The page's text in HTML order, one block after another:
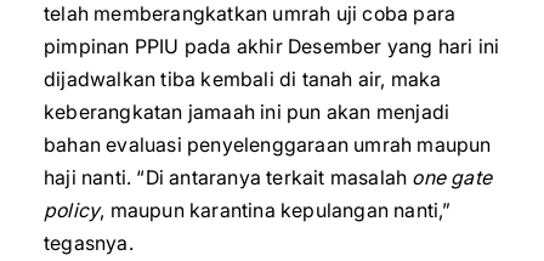
telah memberangkatkan umrah uji coba para
pimpinan PPIU pada akhir Desember yang hari ini
dijadwalkan tiba kembali di tanah air, maka
keberangkatan jamaah ini pun akan menjadi
bahan evaluasi penyelenggaraan umrah maupun
haji nanti. “Di antaranya terkait masalah one gate
policy, maupun karantina kepulangan nanti,”
tegasnya.